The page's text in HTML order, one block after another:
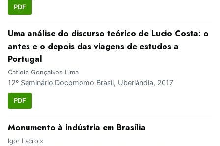
PDF
Uma análise do discurso teórico de Lucio Costa: o
antes e o depois das viagens de estudos a
Portugal
Catiele Gonçalves Lima
12º Seminário Docomomo Brasil, Uberlândia, 2017
PDF
Monumento à indústria em Brasília
Igor Lacroix